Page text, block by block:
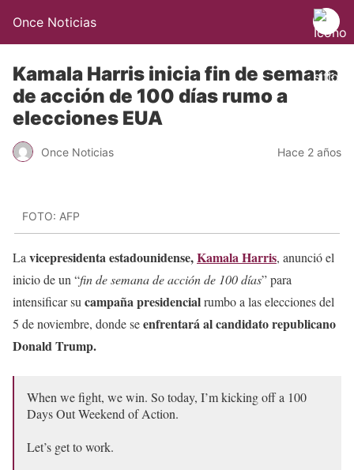
Once Noticias
Kamala Harris inicia fin de semana
de acción de 100 días rumo a
elecciones EUA
Once Noticias Hace 2 años
FOTO: AFP
La vicepresidenta estadounidense,Kamala Harris, anunció el
inicio de un “fin de semana de acción de 100 días” para
intensificar su campaña presidencialrumbo a las elecciones del
5 de noviembre, donde seenfrentará al candidato republicano
Donald Trump.
When we fight, we win. So today, I’m kicking off a 100
Days Out Weekend of Action.
Let’s get to work.